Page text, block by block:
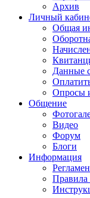
Архив
Личный
Общая
Данные
Опросы
Общение
Видео
Форум
Блоги
Информация
Правила